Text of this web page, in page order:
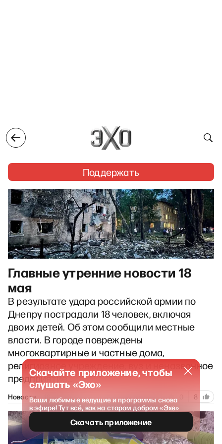
Поддержать
Главные утренние новости 18
мая
В результате удара российской армии по
Днепру пострадали 18 человек, включая
двоих детей. Об этом сообщили местные
власти. В городе повреждены
многоквартирные и частные дома,
религиозное учреждение, вуз и неназванное
предприятие…
Новости 18 мая 2026 8
Скачайте приложение, чтобы
слушать «Эхо»
Ваши любимые ведущие и программы снова
в эфире! Тут всё, как на старом добром «Эхе»
Скачать приложение